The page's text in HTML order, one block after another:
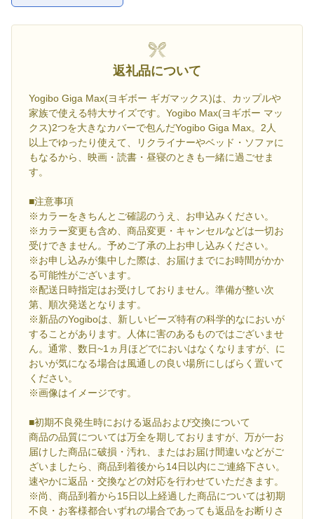
返礼品について
Yogibo Giga Max(ヨギボー ギガマックス)は、カップルや
家族で使える特大サイズです。Yogibo Max(ヨギボー マッ
クス)2つを大きなカバーで包んだYogibo Giga Max。2人
以上でゆったり使えて、リクライナーやベッド・ソファに
もなるから、映画・読書・昼寝のときも一緒に過ごせま
す。
■注意事項
※カラーをきちんとご確認のうえ、お申込みください。
※カラー変更も含め、商品変更・キャンセルなどは一切お
受けできません。予めご了承の上お申し込みください。
※お申し込みが集中した際は、お届けまでにお時間がかか
る可能性がございます。
※配送日時指定はお受けしておりません。準備が整い次
第、順次発送となります。
※新品のYogiboは、新しいビーズ特有の科学的なにおいが
することがあります。人体に害のあるものではございませ
ん。通常、数日~1ヵ月ほどでにおいはなくなりますが、に
おいが気になる場合は風通しの良い場所にしばらく置いて
ください。
※画像はイメージです。
■初期不良発生時における返品および交換について
商品の品質については万全を期しておりますが、万が一お
届けした商品に破損・汚れ、またはお届け間違いなどがご
ざいましたら、商品到着後から14日以内にご連絡下さい。
速やかに返品・交換などの対応を行わせていただきます。
※尚、商品到着から15日以上経過した商品については初期
不良・お客様都合いずれの場合であっても返品をお断りさ